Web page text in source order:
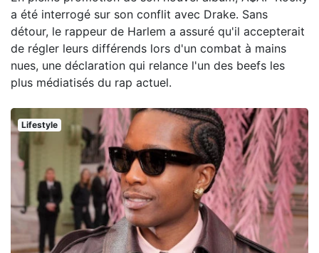
a été interrogé sur son conflit avec Drake. Sans
détour, le rappeur de Harlem a assuré qu'il accepterait
de régler leurs différends lors d'un combat à mains
nues, une déclaration qui relance l'un des beefs les
plus médiatisés du rap actuel.
Lifestyle